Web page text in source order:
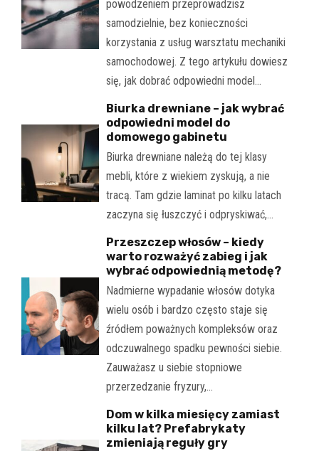
powodzeniem przeprowadzisz
samodzielnie, bez konieczności
korzystania z usług warsztatu mechaniki
samochodowej. Z tego artykułu dowiesz
się, jak dobrać odpowiedni model…
Biurka drewniane – jak wybrać
odpowiedni model do
domowego gabinetu
Biurka drewniane należą do tej klasy
mebli, które z wiekiem zyskują, a nie
tracą. Tam gdzie laminat po kilku latach
zaczyna się łuszczyć i odpryskiwać,…
Przeszczep włosów – kiedy
warto rozważyć zabieg i jak
wybrać odpowiednią metodę?
Nadmierne wypadanie włosów dotyka
wielu osób i bardzo często staje się
źródłem poważnych kompleksów oraz
odczuwalnego spadku pewności siebie.
Zauważasz u siebie stopniowe
przerzedzanie fryzury,…
Dom w kilka miesięcy zamiast
kilku lat? Prefabrykaty
zmieniają reguły gry